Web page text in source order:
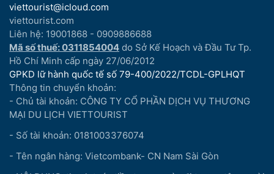
viettourist@icloud.com
viettourist.com
Liên hệ: 19001868 - 0909886688
Mã số thuế: 0311854004 do Sở Kế Hoạch và Đầu Tư Tp.
Hồ Chí Minh cấp ngày 27/06/2012
GPKD lữ hành quốc tế số 79-400/2022/TCDL-GPLHQT
Thông tin chuyển khoản:
- Chủ tài khoản: CÔNG TY CỔ PHẦN DỊCH VỤ THƯƠNG
MẠI DU LỊCH VIETTOURIST
- Số tài khoản: 0181003376074
- Tên ngân hàng: Vietcombank- CN Nam Sài Gòn